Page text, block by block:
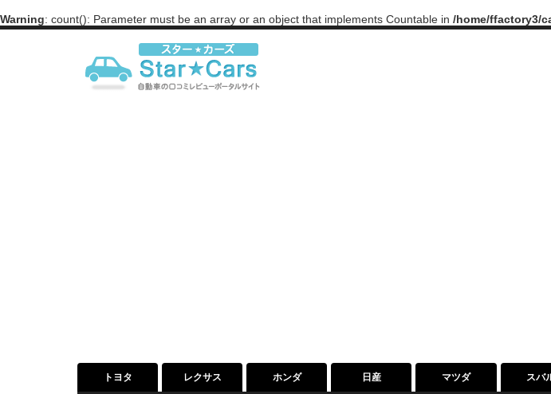
Warning: count(): Parameter must be an array or an object that implements Countable in /home/ffactory3/
トヨタ レクサス ホンダ 日産 マツダ スバ